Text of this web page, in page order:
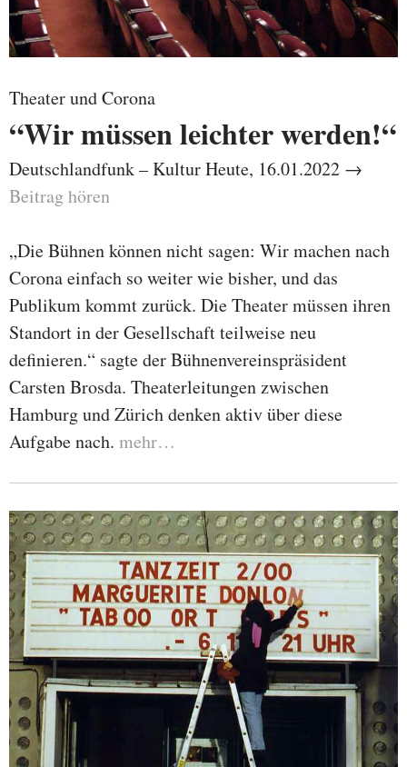
Theater und Corona
“Wir müssen leichter werden!“
Deutschlandfunk – Kultur Heute, 16.01.2022 →
Beitrag hören
„Die Bühnen können nicht sagen: Wir machen nach
Corona einfach so weiter wie bisher, und das
Publikum kommt zurück. Die Theater müssen ihren
Standort in der Gesellschaft teilweise neu
definieren.“ sagte der Bühnenvereinspräsident
Carsten Brosda. Theaterleitungen zwischen
Hamburg und Zürich denken aktiv über diese
Aufgabe nach. mehr…